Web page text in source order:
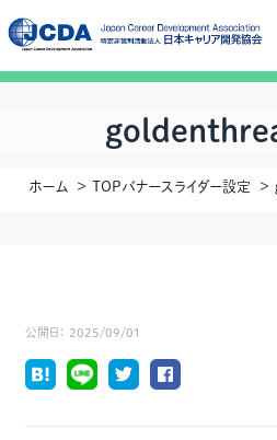
ホーム TOPバナースライダー設定
公開日： 2025/09/01